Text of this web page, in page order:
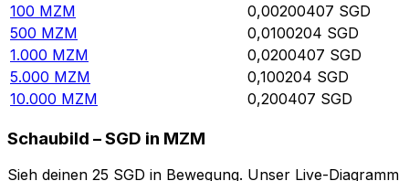
100 MZM 0,00200407 SGD
500 MZM 0,0100204 SGD
1.000 MZM 0,0200407 SGD
5.000 MZM 0,100204 SGD
10.000 MZM 0,200407 SGD
Schaubild – SGD in MZM
Sieh deinen 25 SGD in Bewegung. Unser Live-Diagramm